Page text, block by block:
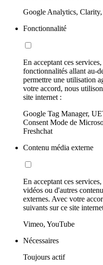
Google Analytics,
Fonctionnalité
En acceptant ces
fonctionnalités allant au-
permettre une utilisation
votre accord, nous
site internet :
Google Tag Manager,
Consent Mode de
Freshchat
Contenu média externe
En acceptant ces
vidéos ou d'autres
externes. Avec votre
suivants sur ce site
Vimeo, YouTube
Nécessaires
Toujours actif